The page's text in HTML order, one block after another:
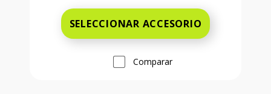
SELECCIONAR ACCESORIO
Comparar